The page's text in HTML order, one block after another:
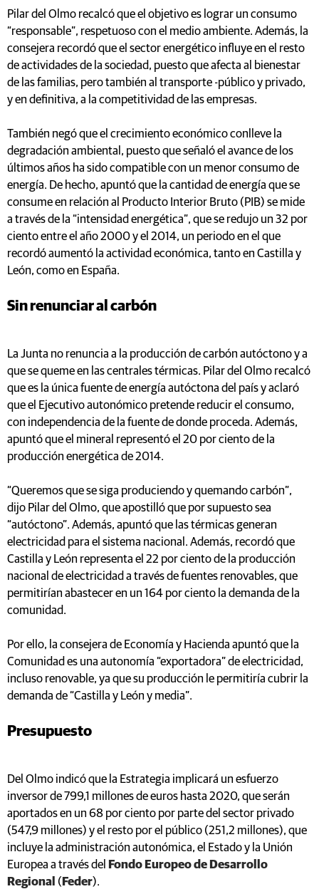
Pilar del Olmo recalcó que el objetivo es lograr un consumo
“responsable”, respetuoso con el medio ambiente. Además, la
consejera recordó que el sector energético influye en el resto
de actividades de la sociedad, puesto que afecta al bienestar
de las familias, pero también al transporte -público y privado,
y en definitiva, a la competitividad de las empresas.
También negó que el crecimiento económico conlleve la
degradación ambiental, puesto que señaló el avance de los
últimos años ha sido compatible con un menor consumo de
energía. De hecho, apuntó que la cantidad de energía que se
consume en relación al Producto Interior Bruto (PIB) se mide
a través de la “intensidad energética”, que se redujo un 32 por
ciento entre el año 2000 y el 2014, un periodo en el que
recordó aumentó la actividad económica, tanto en Castilla y
León, como en España.
Sin renunciar al carbón
La Junta no renuncia a la producción de carbón autóctono y a
que se queme en las centrales térmicas. Pilar del Olmo recalcó
que es la única fuente de energía autóctona del país y aclaró
que el Ejecutivo autonómico pretende reducir el consumo,
con independencia de la fuente de donde proceda. Además,
apuntó que el mineral representó el 20 por ciento de la
producción energética de 2014.
“Queremos que se siga produciendo y quemando carbón”,
dijo Pilar del Olmo, que apostilló que por supuesto sea
“autóctono”. Además, apuntó que las térmicas generan
electricidad para el sistema nacional. Además, recordó que
Castilla y León representa el 22 por ciento de la producción
nacional de electricidad a través de fuentes renovables, que
permitirían abastecer en un 164 por ciento la demanda de la
comunidad.
Por ello, la consejera de Economía y Hacienda apuntó que la
Comunidad es una autonomía “exportadora” de electricidad,
incluso renovable, ya que su producción le permitiría cubrir la
demanda de “Castilla y León y media”.
Presupuesto
Del Olmo indicó que la Estrategia implicará un esfuerzo
inversor de 799,1 millones de euros hasta 2020, que serán
aportados en un 68 por ciento por parte del sector privado
(547,9 millones) y el resto por el público (251,2 millones), que
incluye la administración autonómica, el Estado y la Unión
Europea a través del
Fondo Europeo de Desarrollo
Regional ( Feder).